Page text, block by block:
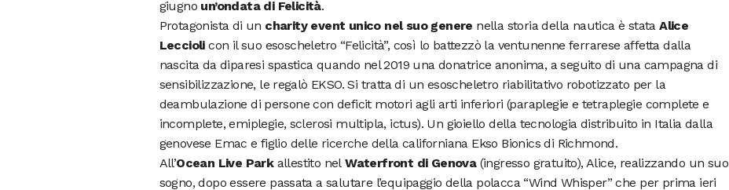
giugno un’ondata di Felicità.
Protagonista di un charity event unico nel suo genere nella storia della nautica è stataAlice
Lecciolicon il suo esoscheletro “Felicità”, così lo battezzò la ventunenne ferrarese affetta dalla
nascita da diparesi spastica quando nel 2019 una donatrice anonima, a seguito di una campagna di
sensibilizzazione, le regalò EKSO. Si tratta di un esoscheletro riabilitativo robotizzato per la
deambulazione di persone con deficit motori agli arti inferiori (paraplegie e tetraplegie complete e
incomplete, emiplegie, sclerosi multipla, ictus). Un gioiello della tecnologia distribuito in Italia dalla
genovese Emac e figlio delle ricerche della californiana Ekso Bionics di Richmond.
All’Ocean Live Park allestito nelWaterfront di Genova(ingresso gratuito), Alice, realizzando un suo
sogno, dopo essere passata a salutare l’equipaggio della polacca “Wind Whisper” che per prima ieri